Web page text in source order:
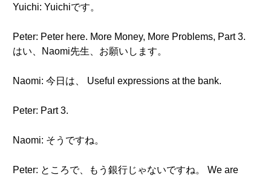
Yuichi: Yuichiです。
Peter: Peter here. More Money, More Problems, Part 3.
はい、Naomi先生、お願いします。
Naomi: 今日は、 Useful expressions at the bank.
Peter: Part 3.
Naomi: そうですね。
Peter: ところで、もう銀行じゃないですね。 We are